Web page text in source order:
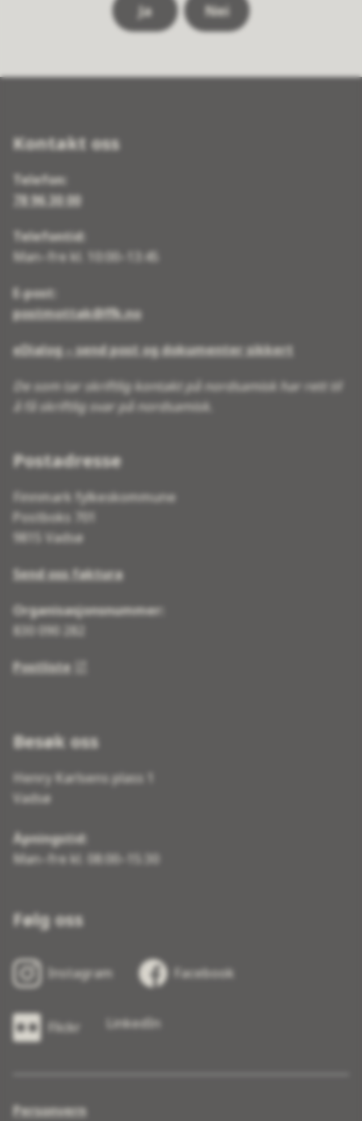
Ja Nei
Kontakt oss
Telefon:
78 96 30 00
Telefontid:
Man–fre kl. 10:00–13:45
E-post:
postmottak@ffk.no
eDialog – send post og dokumenter sikkert
De som tar skriftlig kontakt på nordsamisk har rett til
å få skriftlig svar på nordsamisk.
Postadresse
Finnmark fylkeskommune
Postboks 701
9815 Vadsø
Send oss faktura
Organisasjonsnummer:
830 090 282
Postliste
Besøk oss
Henry Karlsens plass 1
Vadsø
Åpningstid:
Man–fre kl. 08:00–15:30
Følg oss
Instagram Facebook
Flickr LinkedIn
Personvern